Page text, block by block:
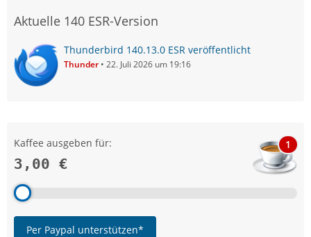
Aktuelle 140 ESR-Version
Thunderbird 140.13.0 ESR veröffentlicht
Thunder 22. Juli 2026 um 19:16
Kaffee ausgeben für:
3,00 €
1
Per Paypal unterstützen*